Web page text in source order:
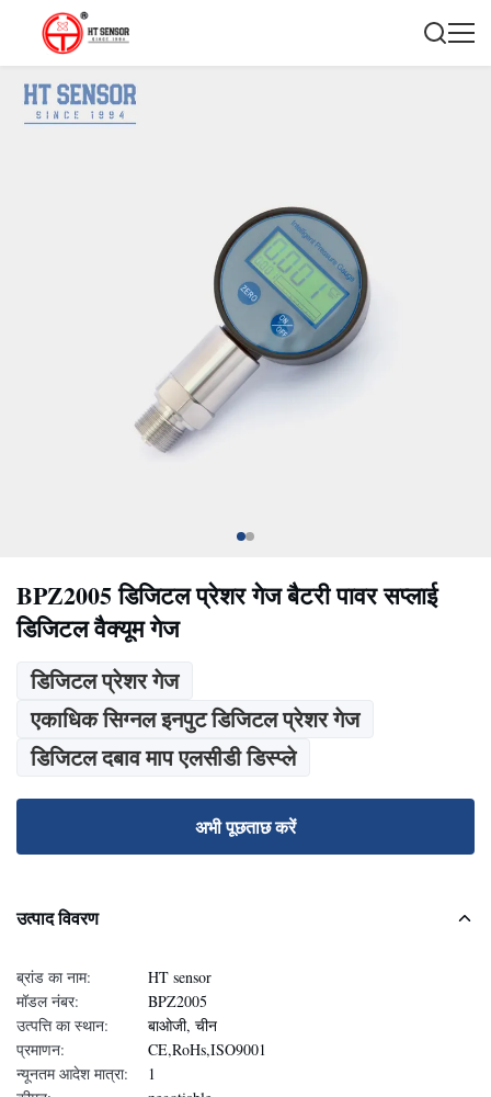
BPZ2005 डिजिटल प्रेशर गेज बैटरी पावर सप्लाई
डिजिटल वैक्यूम गेज
डिजिटल प्रेशर गेज
एकाधिक सिग्नल इनपुट डिजिटल प्रेशर गेज
डिजिटल दबाव माप एलसीडी डिस्प्ले
अभी पूछताछ करें
उत्पाद विवरण
ब्रांड का नाम:
HT sensor
मॉडल नंबर:
BPZ2005
उत्पत्ति का स्थान:
बाओजी, चीन
प्रमाणन:
CE,RoHs,ISO9001
न्यूनतम आदेश मात्रा:
1